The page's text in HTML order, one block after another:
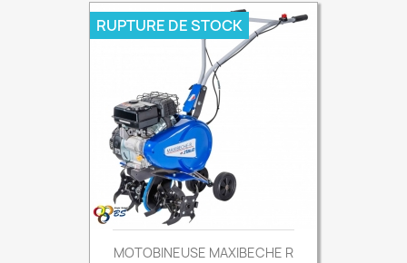
MOTOBINEUSE MAXIBECHE R
RUPTURE DE STOCK